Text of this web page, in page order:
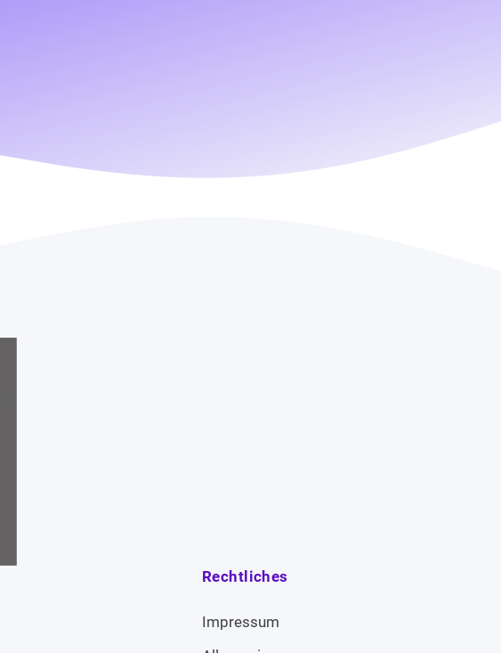
Rechtliches
Impressum